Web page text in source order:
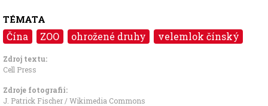
TÉMATA
Čína ZOO ohrožené druhy velemlok čínský
Zdroj textu:
Cell Press
Zdroje fotografii:
J. Patrick Fischer / Wikimedia Commons